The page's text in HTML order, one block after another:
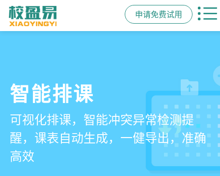
申请免费试用
管学校，用校盈易
培训机构教务管理系
统
有效提升运营管理效率45%
智能排课
可视化排课，智能冲突异常检测提
醒，课表自动生成，一健导出，准确
高效
课时统计
学员签到同步扣减课时，老师带课量
自动统计、汇总，数据清晰可查免扯
皮
家校互动
一部手机链接教师、学员、家长，沟
通互动零距离，服务贴心铸口碑促续
费